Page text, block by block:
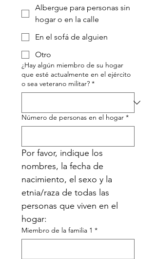
Albergue para personas sin
hogar o en la calle
En el sofá de alguien
Otro
¿Hay algún miembro de su hogar
que esté actualmente en el ejército
o sea veterano militar? *
Número de personas en el hogar *
Por favor, indique los
nombres, la fecha de
nacimiento, el sexo y la
etnia/raza de todas las
personas que viven en el
hogar:
Miembro de la familia 1 *